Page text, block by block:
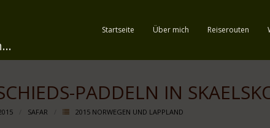
Startseite Über mich Reiserouten
PADDELN IN
SAFAR 2015 NORWEGEN UND LAPPLAND